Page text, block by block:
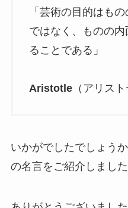
「芸術の目的はも
ではなく、ものの
ることである」
Aristotle（アリスト
いかがでしたでしょう
の名言をご紹介しました